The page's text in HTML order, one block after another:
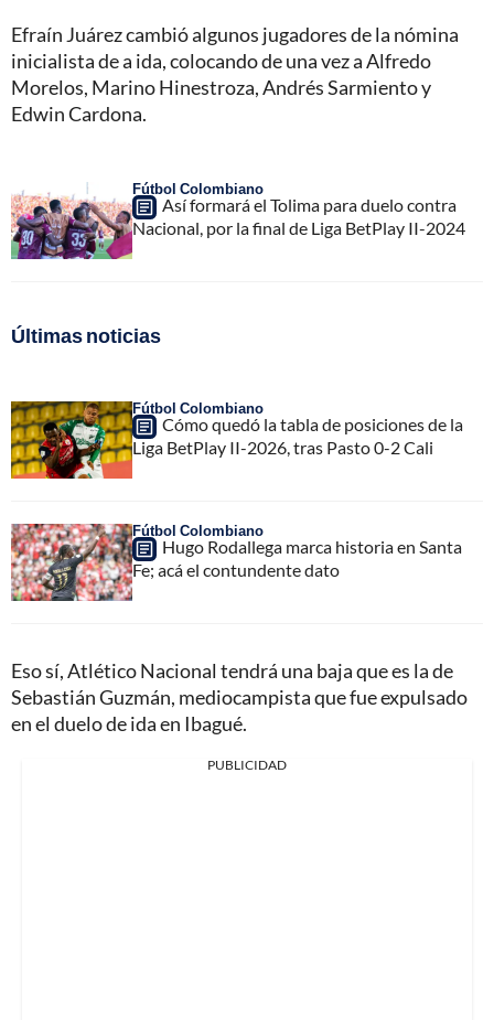
Efraín Juárez cambió algunos jugadores de la nómina
inicialista de a ida, colocando de una vez a Alfredo
Morelos, Marino Hinestroza, Andrés Sarmiento y
Edwin Cardona.
Fútbol Colombiano
Así formará el Tolima para duelo contra
Nacional, por la final de Liga BetPlay II-2024
Últimas noticias
Fútbol Colombiano
Cómo quedó la tabla de posiciones de la
Liga BetPlay II-2026, tras Pasto 0-2 Cali
Fútbol Colombiano
Hugo Rodallega marca historia en Santa
Fe; acá el contundente dato
Eso sí, Atlético Nacional tendrá una baja que es la de
Sebastián Guzmán, mediocampista que fue expulsado
en el duelo de ida en Ibagué.
PUBLICIDAD